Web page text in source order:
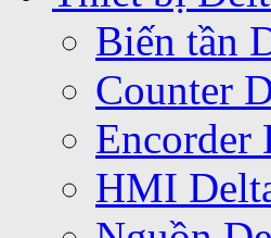
Biến tần
Counter
Encorder
HMI